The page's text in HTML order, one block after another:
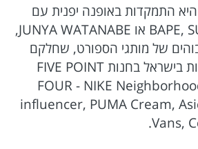
התמקדות באופנה יפנית עם
מותגים כמו BAPE, SUICOKE או JUNYA WATANABE,
של מותגי הספורט, שחלקם
הגדול יימכרו בבלעדיות בישראל בחנות FIVE POINT
FOUR - NIKE
influencer, PUMA Cream,
Vans,